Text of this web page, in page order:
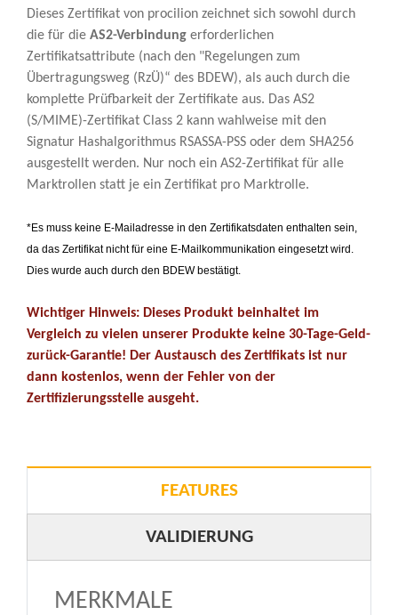
Dieses Zertifikat von procilion zeichnet sich sowohl durch
die für die AS2-Verbindung erforderlichen
Zertifikatsattribute (nach den "Regelungen zum
Übertragungsweg (RzÜ)“ des BDEW), als auch durch die
komplette Prüfbarkeit der Zertifikate aus. Das AS2
(S/MIME)-Zertifikat Class 2 kann wahlweise mit den
Signatur Hashalgorithmus RSASSA-PSS oder dem SHA256
ausgestellt werden. Nur noch ein AS2-Zertifikat für alle
Marktrollen statt je ein Zertifikat pro Marktrolle.
*Es muss keine E-Mailadresse in den Zertifikatsdaten enthalten sein,
da das Zertifikat nicht für eine E-Mailkommunikation eingesetzt wird.
Dies wurde auch durch den BDEW bestätigt.
Wichtiger Hinweis: Dieses Produkt beinhaltet im
Vergleich zu vielen unserer Produkte keine 30-Tage-Geld-
zurück-Garantie! Der Austausch des Zertifikats ist nur
dann kostenlos, wenn der Fehler von der
Zertifizierungsstelle ausgeht.
FEATURES
VALIDIERUNG
MERKMALE